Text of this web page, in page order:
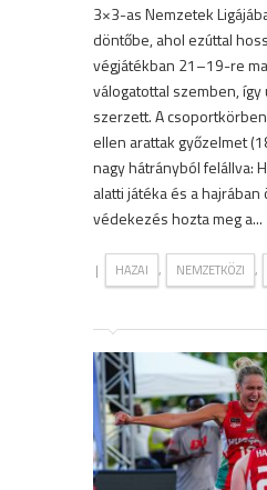
3×3-as Nemzetek
döntőbe, ahol ezúttal
végjátékban 21–19-re
válogatottal szemben,
szerzett. A
ellen arattak győzelmet
nagy hátrányból felállva:
alatti játéka és a hajrában
védekezés hozta meg a...
| HAZAI , NEMZETKÖZI ,